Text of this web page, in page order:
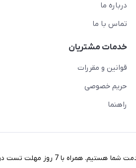
درباره ما
تماس با ما
خدمات مشتریان
قوانین و مقررات
حریم خصوصی
راهنما
در خریدی آسان با مناسب ترین قیمت های روز